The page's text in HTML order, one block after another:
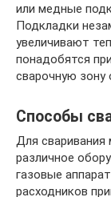
или медные
Подкладки
увеличивают
понадобятся
сварочную зону
Способы
Для сваривания
различное
газовые
расходников